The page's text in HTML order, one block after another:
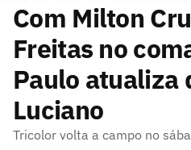
Com Milton
Freitas no
Paulo atualiza
Luciano
Tricolor volta a campo no